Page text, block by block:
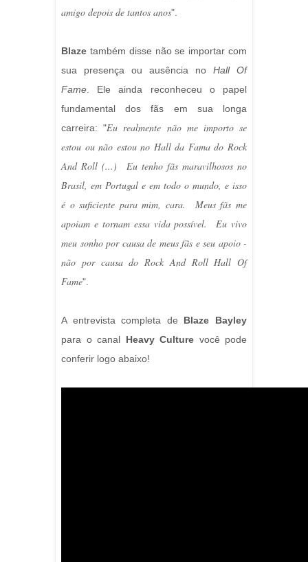
amigo depois de tantos anos".
Blaze também disse não se importar com
sua presença ou ausência no Hall Of
Fame . Ele ainda reconheceu o papel
fundamental dos fãs em sua longa
carreira: "Eu realmente não me importo se
estou ou não estou no Hall da Fama do Rock
And Roll (...) Eu tenho fãs maravilhosos no
Brasil, em Portugal e em todo o mundo, e isso
é o suficiente para mim, cara. Meus fãs me
apoiam e tornam essa vida possível. Eu vivo
meu sonho por causa de meus fãs e seu apoio -
não por causa do Rock And Roll Hall Of
Fame".
A entrevista completa de Blaze Bayley
para o canal Heavy Culture você pode
conferir logo abaixo!